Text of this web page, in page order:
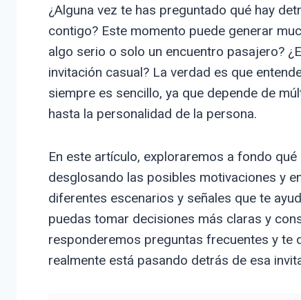
¿Alguna vez te has preguntado qué hay
contigo? Este momento puede generar
algo serio o solo un encuentro pasajero?
invitación casual? La verdad es que
siempre es sencillo, ya que depende de
hasta la personalidad de la persona.
En este artículo, exploraremos a fondo
desglosando las posibles motivaciones y
diferentes escenarios y señales que te
puedas tomar decisiones más claras y
responderemos preguntas frecuentes y
realmente está pasando detrás de esa